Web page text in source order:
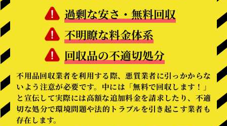
過剰な安さ・無料回収
不明瞭な料金体系
回収品の不適切処分
不用品回収業者を利用する際、悪質業者に引っかからな
いよう注意が必要です。中には「無料で回収します！」
と宣伝して実際には高額な追加料金を請求したり、不適
切な処分で環境問題や法的トラブルを引き起こす業者も
存在します。